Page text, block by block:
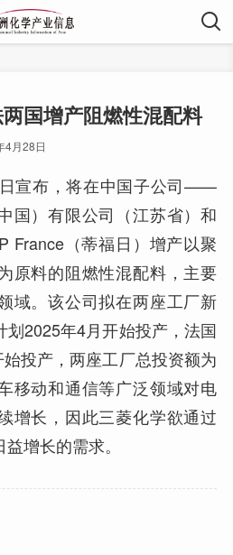
国增产阻燃性混配料
4月28日
宣布，将在中国子公司——
国）有限公司（江苏省）和
（蒂福日）增产以聚
原料的阻燃性混配料，主要
域。该公司拟在两座工厂新
2025年4月开始投产，法国
投产，两座工厂总投资额为
移动和通信等广泛领域对电
增长，因此三菱化学欲通过
增长的需求。